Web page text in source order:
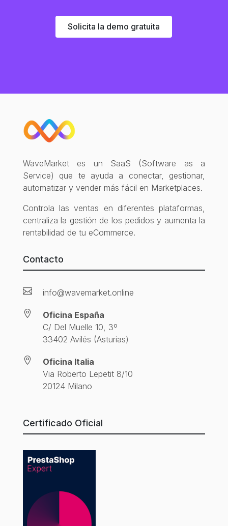
Solicita la demo gratuita
WaveMarket es un SaaS (Software as a
Service) que te ayuda a conectar, gestionar,
automatizar y vender más fácil en Marketplaces.
Controla las ventas en diferentes plataformas,
centraliza la gestión de los pedidos y aumenta la
rentabilidad de tu eCommerce.
Contacto
 info@wavemarket.online

Oficina España
C/ Del Muelle 10, 3º
33402 Avilés (Asturias)

Oficina Italia
Via Roberto Lepetit 8/10
20124 Milano
Certificado Oficial